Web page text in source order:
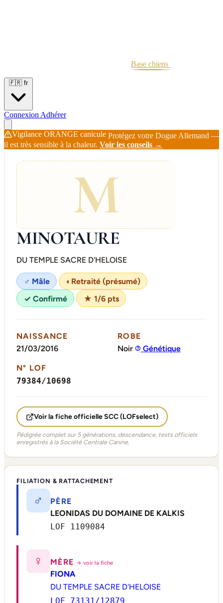
Base chiens
🇫🇷 fr
Connexion Adhérer
Vigilance ORANGE canicule Protégez votre Dogue Allemand —
il est très sensible à la chaleur. Voir les conseils →
M
MINOTAURE
DU TEMPLE SACRE D'HELOISE
♂ Mâle ◐ Retraité (présumé)
✓ Confirmé
★ 1/6 pts
NAISSANCE
21/03/2016
ROBE
Noir
Génétique
N° LOF
79384/10698
Voir la fiche officielle SCC (LOFselect)
Pédigrée complet sur 5 générations, descendance, tests officiels
enregistrés à la Société Centrale Canine.
FILIATION & RATTACHEMENT
♂
PÈRE
LEONIDAS DU DOMAINE DE KALKIS
LOF 1109084
♀ MÈRE → voir la fiche
FIONA
DU TEMPLE SACRE D'HELOISE
LOF 73131/12879